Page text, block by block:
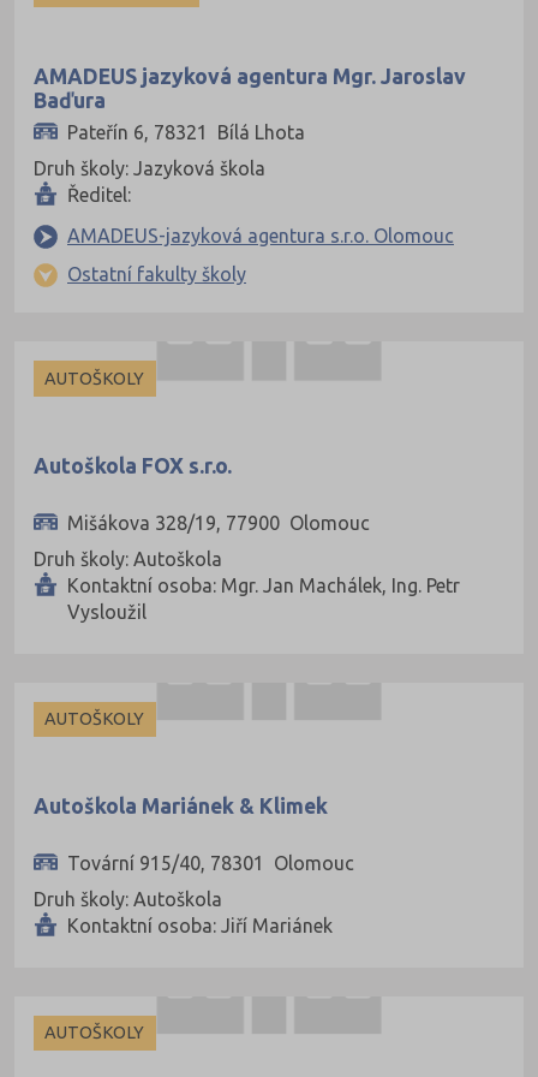
Prostějov (85)
Příbram (105)
Rakovník (46)
Rokycany (33)
Rychnov nad Kněžnou (81)
Sokolov (52)
Strakonice (65)
Tábor (88)
Tachov (41)
Teplice (76)
Uherské Hradiště (134)
Ústí nad Orlicí (135)
Vsetín (132)
Vyškov (72)
Zlín (161)
Žďár nad Sázavou (124)
AMADEUS jazyková agentura Mgr. Jaroslav
Baďura
Pateřín 6, 78321 Bílá Lhota
Druh školy: Jazyková škola
Ředitel:
AMADEUS-jazyková agentura s.r.o. Olomouc
Ostatní fakulty školy
AUTOŠKOLY
Autoškola FOX s.r.o.
Mišákova 328/19, 77900 Olomouc
Druh školy: Autoškola
Kontaktní osoba: Mgr. Jan Machálek, Ing. Petr
Vysloužil
AUTOŠKOLY
Autoškola Mariánek & Klimek
Tovární 915/40, 78301 Olomouc
Druh školy: Autoškola
Kontaktní osoba: Jiří Mariánek
AUTOŠKOLY